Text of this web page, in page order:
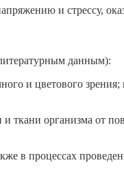
и стрессу,
данным):
и цветового
ткани организма от
в процессах